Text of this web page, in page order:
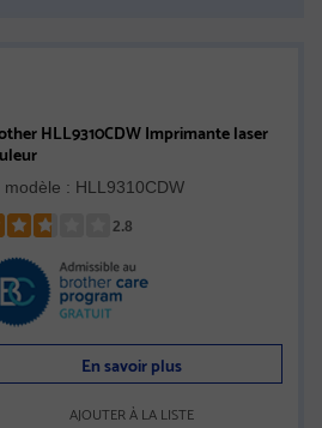
HLL9310CDW Imprimante laser
modèle : HLL9310CDW
2.8
En savoir plus
AJOUTER À LA LISTE